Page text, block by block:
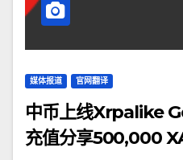
媒体报道 官网翻译
中币上线Xrpalike
充值分享500,000